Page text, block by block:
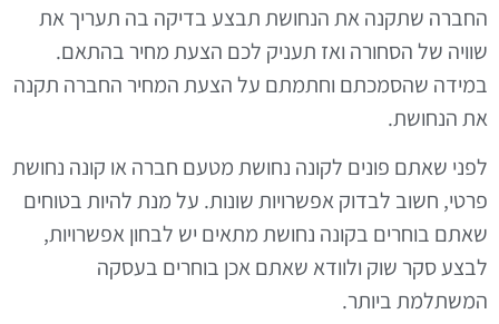
החברה שתקנה את הנחושת תבצע בדיקה בה תעריך את
שוויה של הסחורה ואז תעניק לכם הצעת מחיר בהתאם.
במידה שהסמכתם וחתמתם על הצעת המחיר החברה תקנה
את הנחושת.
לפני שאתם פונים לקונה נחושת מטעם חברה או קונה נחושת
פרטי, חשוב לבדוק אפשרויות שונות. על מנת להיות בטוחים
שאתם בוחרים בקונה נחושת מתאים יש לבחון אפשרויות,
לבצע סקר שוק ולוודא שאתם אכן בוחרים בעסקה
המשתלמת ביותר.